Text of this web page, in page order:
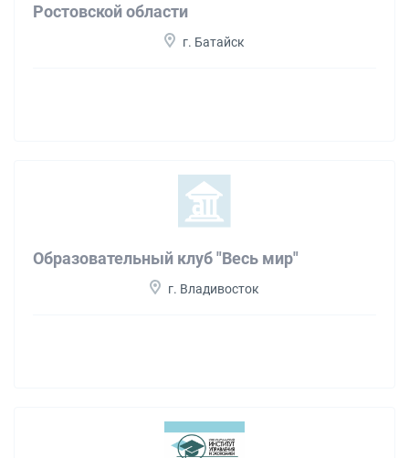
Ростовской области
г. Батайск
Образовательный клуб "Весь мир"
г. Владивосток